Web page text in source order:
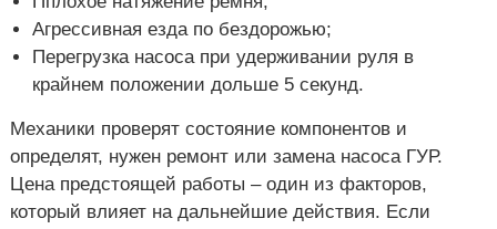
Агрессивная езда по бездорожью;
Перегрузка насоса при удерживании руля в
крайнем положении дольше 5 секунд.
Механики проверят состояние компонентов и
определят, нужен ремонт или замена насоса ГУР.
Цена предстоящей работы – один из факторов,
который влияет на дальнейшие действия. Если